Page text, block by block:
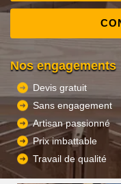
Nos engagements
Devis gratuit
Sans engagement
Artisan passionné
Prix imbattable
Travail de qualité